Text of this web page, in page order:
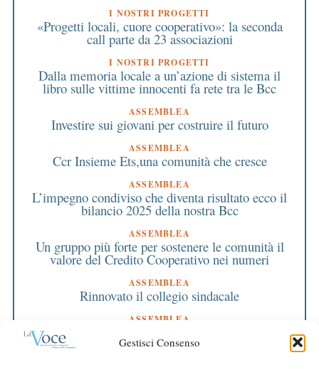
Gestisci Consenso
I NOSTRI PROGETTI
«Progetti locali, cuore cooperativo»: la seconda
call parte da 23 associazioni
I NOSTRI PROGETTI
Dalla memoria locale a un’azione di sistema il
libro sulle vittime innocenti fa rete tra le Bcc
ASSEMBLEA
Investire sui giovani per costruire il futuro
ASSEMBLEA
Ccr Insieme Ets,una comunità che cresce
ASSEMBLEA
L’impegno condiviso che diventa risultato ecco il
bilancio 2025 della nostra Bcc
ASSEMBLEA
Un gruppo più forte per sostenere le comunità il
valore del Credito Cooperativo nei numeri
ASSEMBLEA
Rinnovato il collegio sindacale
ASSEMBLEA
Bilancio approvato all’unanimità e 2 milioni
destinati al territorio